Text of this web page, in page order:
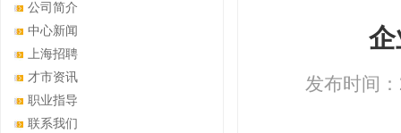
公司简介
中心新闻
上海招聘
才市资讯
职业指导
联系我们
发布时间